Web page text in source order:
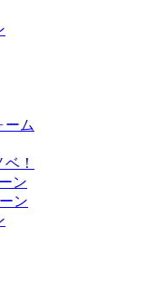
ーム
！
ン
ン